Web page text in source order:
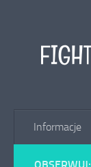
Informacje